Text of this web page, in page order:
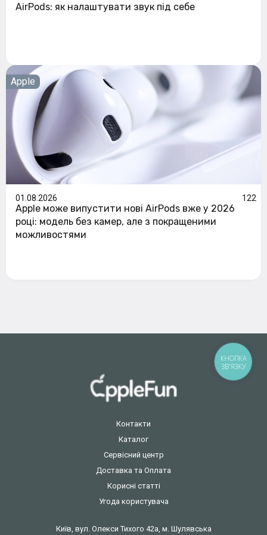
AirPods: як налаштувати звук під себе
Apple
01.08.2026 122
Apple може випустити нові AirPods вже у 2026
році: модель без камер, але з покращеними
можливостями
Контакти
Каталог
Сервісний центр
Доставка та Оплата
Корисні статті
Угода користувача
Київ, вул. Олекси Тихого 42а, м. Шулявська
КНОПКА
ЗВ'ЯЗКУ